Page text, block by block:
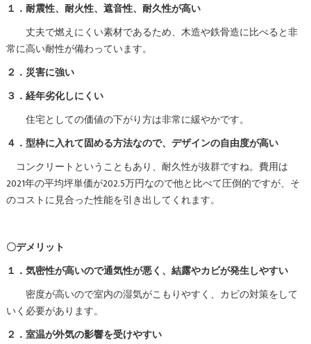
１．耐震性、耐火性、遮音性、耐久性が高い
丈夫で燃えにくい素材であるため、木造や鉄骨造に比べると非
常に高い耐性が備わっています。
２．災害に強い
３．経年劣化しにくい
住宅としての価値の下がり方は非常に緩やかです。
４．型枠に入れて固める方法なので、デザインの自由度が高い
コンクリートということもあり、耐久性が抜群ですね。費用は
2021年の平均坪単価が202.5万円なので他と比べて圧倒的ですが、そ
のコストに見合った性能を引き出してくれます。
〇デメリット
１．気密性が高いので通気性が悪く、結露やカビが発生しやすい
密度が高いので室内の湿気がこもりやすく、カビの対策をして
いく必要があります。
２．室温が外気の影響を受けやすい